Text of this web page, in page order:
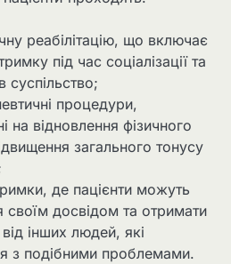
реабілітацію, що включає
під час соціалізації та
суспільство;
процедури,
на відновлення фізичного
загального тонусу
де пацієнти можуть
своїм досвідом та отримати
інших людей, які
з подібними проблемами.